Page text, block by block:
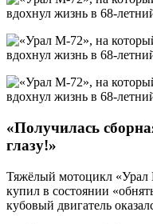
«Получилась
глазу!»
Тяжёлый мотоцикл «Урал
купил в состоянии
кубовый двигатель